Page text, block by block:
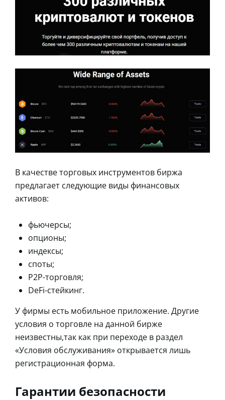
В качестве торговых инструментов биржа
предлагает следующие виды финансовых
активов:
фьючерсы;
опционы;
индексы;
споты;
P2P-торговля;
DeFi-стейкинг.
У фирмы есть мобильное приложение. Другие
условия о торговле на данной бирже
неизвестны,так как при переходе в раздел
«Условия обслуживания» открывается лишь
регистрационная форма.
Гарантии безопасности